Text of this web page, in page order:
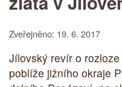
Zveřejněno: 19. 6. 2017
Jílovský revír o
poblíže jižního okraje